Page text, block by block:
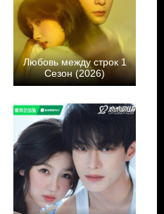
Любовь между строк 1
Сезон (2026)